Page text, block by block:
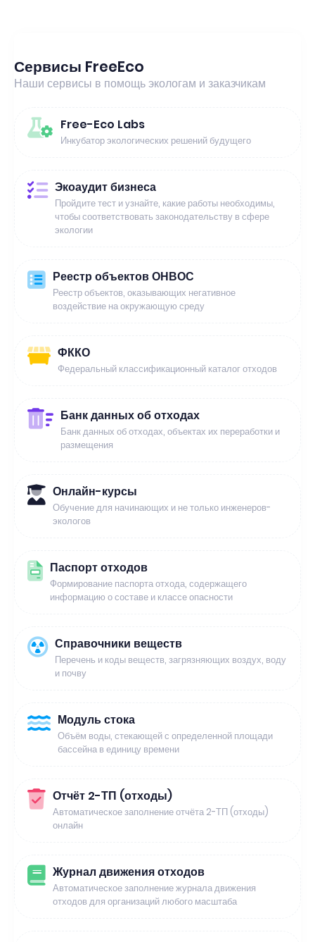
Сервисы FreeEco
Наши сервисы в помощь экологам и заказчикам
Free-Eco Labs
Инкубатор экологических решений будущего
Экоаудит бизнеса
Пройдите тест и узнайте, какие работы необходимы,
чтобы соответствовать законодательству в сфере
экологии
Реестр объектов ОНВОС
Реестр объектов, оказывающих негативное
воздействие на окружающую среду
ФККО
Федеральный классификационный каталог отходов
Банк данных об отходах
Банк данных об отходах, объектах их переработки и
размещения
Онлайн-курсы
Обучение для начинающих и не только инженеров-
экологов
Паспорт отходов
Формирование паспорта отхода, содержащего
информацию о составе и классе опасности
Справочники веществ
Перечень и коды веществ, загрязняющих воздух, воду
и почву
Модуль стока
Объём воды, стекающей с определенной площади
бассейна в единицу времени
Отчёт 2-ТП (отходы)
Автоматическое заполнение отчёта 2-ТП (отходы)
онлайн
Журнал движения отходов
Автоматическое заполнение журнала движения
отходов для организаций любого масштаба